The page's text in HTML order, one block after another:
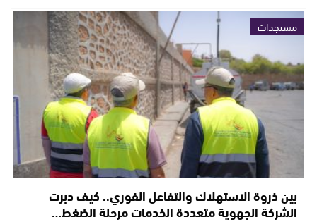
مستجدات
بين ذروة الاستهلاك والتفاعل الفوري.. كيف دبرت
الشركة الجهوية متعددة الخدمات مرحلة الضغط…